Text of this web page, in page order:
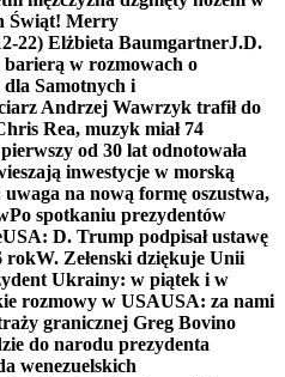
Świąt! Merry
22) Elżbieta BaumgartnerJ.D.
barierą w rozmowach o
Samotnych i
Andrzej Wawrzyk trafił do
Rea, muzyk miał 74
od 30 lat odnotowała
inwestycje w morską
uwaga na nową formę oszustwa,
Po spotkaniu prezydentów
USA: D. Trump podpisał ustawę
rokW. Zełenski dziękuje Unii
Ukrainy: w piątek i w
rozmowy w USAUSA: za nami
granicznej Greg Bovino
do narodu prezydenta
wenezuelskich